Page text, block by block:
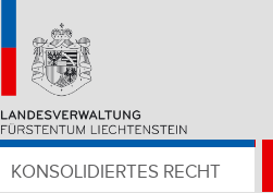
KONSOLIDIERTES RECHT